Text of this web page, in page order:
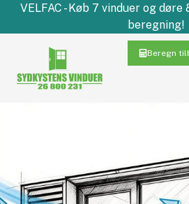
VELFAC - Køb 7 vinduer og døre
beregning!
Beregn